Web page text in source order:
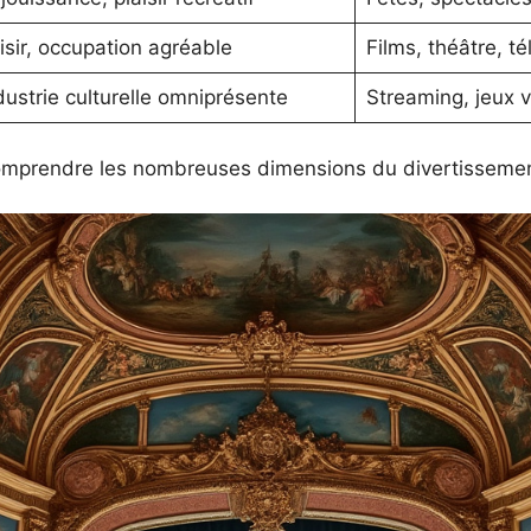
occupation agréable Films, théâtre,
culturelle omniprésente Streaming, jeux
les nombreuses dimensions du